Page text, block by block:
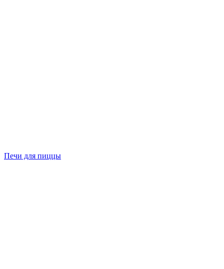
Печи для пиццы